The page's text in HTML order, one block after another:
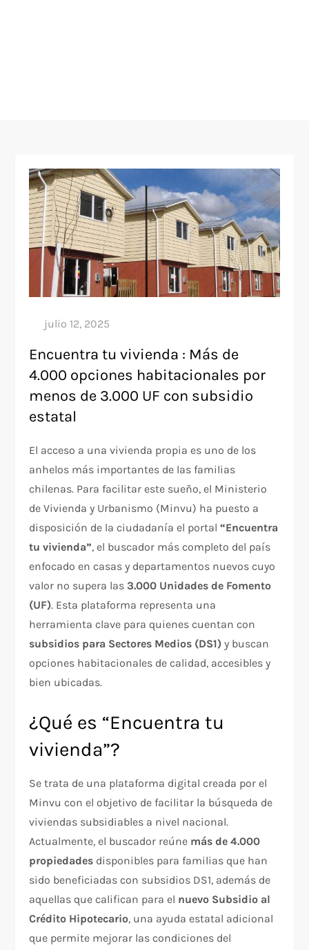
Encuentra tu vivienda : Más de
4.000 opciones habitacionales por
menos de 3.000 UF con subsidio
estatal
El acceso a una vivienda propia es uno de los
anhelos más importantes de las familias
chilenas. Para facilitar este sueño, el Ministerio
de Vivienda y Urbanismo (Minvu) ha puesto a
disposición de la ciudadanía el portal“Encuentra
tu vivienda”, el buscador más completo del país
enfocado en casas y departamentos nuevos cuyo
valor no supera las3.000 Unidades de Fomento
(UF). Esta plataforma representa una
herramienta clave para quienes cuentan con
subsidios para Sectores Medios (DS1) y buscan
opciones habitacionales de calidad, accesibles y
bien ubicadas.
¿Qué es “Encuentra tu
vivienda”?
Se trata de una plataforma digital creada por el
Minvu con el objetivo de facilitar la búsqueda de
viviendas subsidiables a nivel nacional.
Actualmente, el buscador reúne más de 4.000
propiedades disponibles para familias que han
sido beneficiadas con subsidios DS1, además de
aquellas que califican para el nuevo Subsidio al
Crédito Hipotecario, una ayuda estatal adicional
que permite mejorar las condiciones del